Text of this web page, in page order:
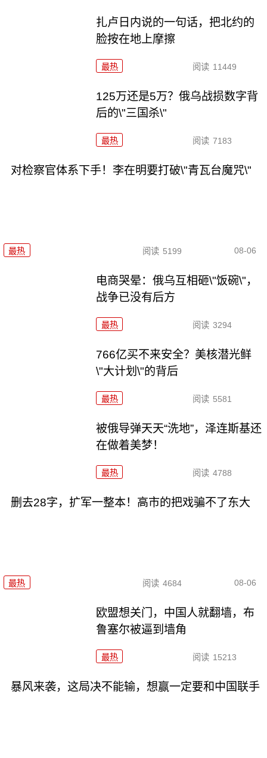
扎卢日内说的一句话，把北约的
脸按在地上摩擦
最热 阅读 11449
125万还是5万？俄乌战损数字背
后的\"三国杀\"
最热 阅读 7183
对检察官体系下手！李在明要打破\"青瓦台魔咒\"
最热 阅读 5199 08-06
电商哭晕：俄乌互相砸\"饭碗\"，
战争已没有后方
最热 阅读 3294
766亿买不来安全？美核潜光鲜
\"大计划\"的背后
最热 阅读 5581
被俄导弹天天“洗地”，泽连斯基还
在做着美梦！
最热 阅读 4788
删去28字，扩军一整本！高市的把戏骗不了东大
最热 阅读 4684 08-06
欧盟想关门，中国人就翻墙，布
鲁塞尔被逼到墙角
最热 阅读 15213
暴风来袭，这局决不能输，想赢一定要和中国联手